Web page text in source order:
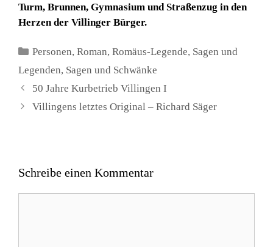
Turm, Brunnen, Gymnasium und Straßenzug in den
Herzen der Villinger Bürger.
Kategorien
Personen,Roman,Romäus-Legende, Sagen und
Legenden, Sagen und Schwänke
50 Jahre Kurbetrieb Villingen I
Villingens letztes Original – Richard Säger
Schreibe einen Kommentar